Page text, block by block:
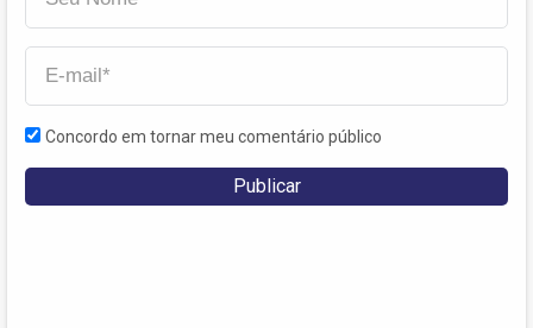
Concordo em tornar meu comentário público